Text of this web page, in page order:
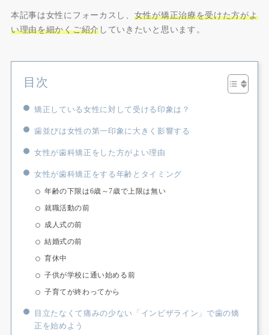
本記事は女性にフォーカスし、 女性が矯正治療を受けた方がよ
い理由を細かくご紹介していきたいと思います。
目次
矯正している女性に対して受ける印象は？
歯並びは女性の第一印象に大きく影響する
女性が歯科矯正をした方がよい理由
女性が歯科矯正をする年齢とタイミング
年齢の下限は6歳～7歳で上限は無い
就職活動の前
成人式の前
結婚式の前
育休中
子供が学校に通い始める前
子育てが終わってから
目立たなくて痛みの少ない「インビザライン」で歯の矯
正を始めよう